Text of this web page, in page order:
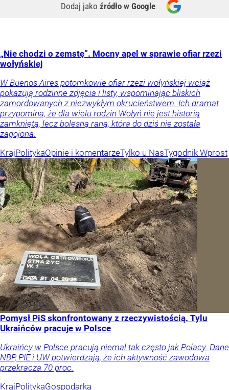
Dodaj jako źródło w Google
„Nie chodzi o zemstę”. Mocny apel w sprawie ofiar rzezi
wołyńskiej
W Buenos Aires potomkowie ofiar rzezi wołyńskiej wciąż
pokazują rodzinne zdjęcia i listy, wspominając bliskich
zamordowanych z niezwykłym okrucieństwem. Ich dramat
przypomina, że dla wielu rodzin Wołyń nie jest historią
zamkniętą, lecz bolesną raną, która do dziś nie została
zagojona.
KrajPolitykaOpinie i komentarzeTylko u NasTygodnik Wprost
Pomysł PiS skonfrontowany z rzeczywistością. Tylu
Ukraińców pracuje w Polsce
Ukraińcy w Polsce pracują niemal tak często jak Polacy. Dane
NBP, PIE i UW potwierdzają, że ich aktywność zawodowa
przekracza 70 proc.
KrajPolitykaGospodarka